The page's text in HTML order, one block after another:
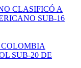
CLASIFICÓ A
SUB-16